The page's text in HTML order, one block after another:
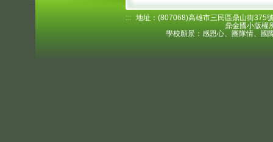
::: 地址：(807068)高雄市三民區鼎山街
鼎金國小版權
學校願景：感恩心、團隊情、國